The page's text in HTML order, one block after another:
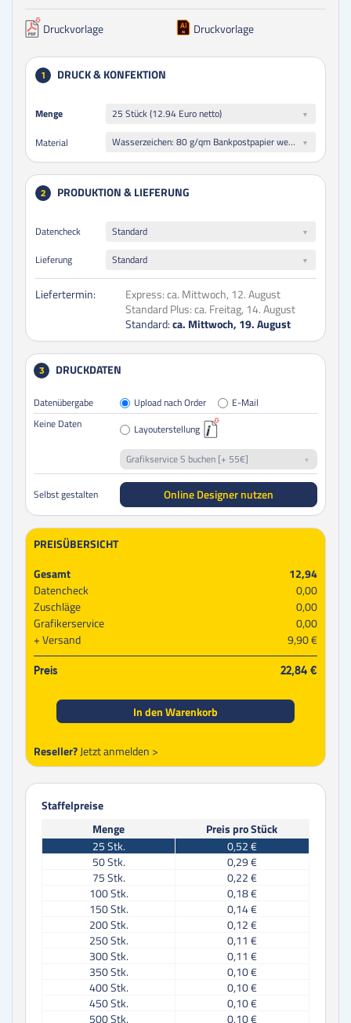
Druckvorlage Druckvorlage
1 DRUCK & KONFEKTION
Menge 25 Stück (12.94 Euro netto)
Menge
Material Wasserzeichen: 80 g/qm Bankpostpapier weiß (Standard-Papier)
2 PRODUKTION & LIEFERUNG
Datencheck
Standard
Lieferung
Standard
Liefertermin: Express:ca. Mittwoch, 12. August
Standard Plus:ca. Freitag, 14. August
Standard:ca. Mittwoch, 19. August
3 DRUCKDATEN
Datenübergabe Upload nach Order
E-Mail
Keine Daten
Layouterstellung
Grafikservice S buchen [+ 55€]
Selbst gestalten Online Designer nutzen
PREISÜBERSICHT
Gesamt
12,94
Datencheck
0,00
Zuschläge
0,00
Grafikerservice
0,00
Versand
9,90 €
Preis 22,84 €
In den Warenkorb
Reseller?Jetzt anmelden >
Staffelpreise
Menge
Preis pro Stück
25Stk.
0,52 €
50Stk.
0,29 €
75Stk.
0,22 €
100Stk.
0,18 €
150Stk.
0,14 €
200Stk.
0,12 €
250Stk.
0,11 €
300Stk.
0,11 €
350Stk.
0,10 €
400Stk.
0,10 €
450Stk.
0,10 €
500Stk. 0,10 €